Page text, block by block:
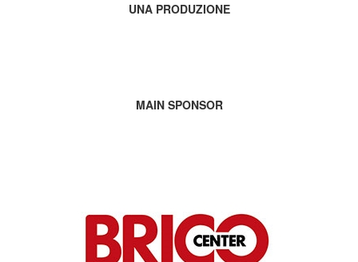
UNA PRODUZIONE
MAIN SPONSOR